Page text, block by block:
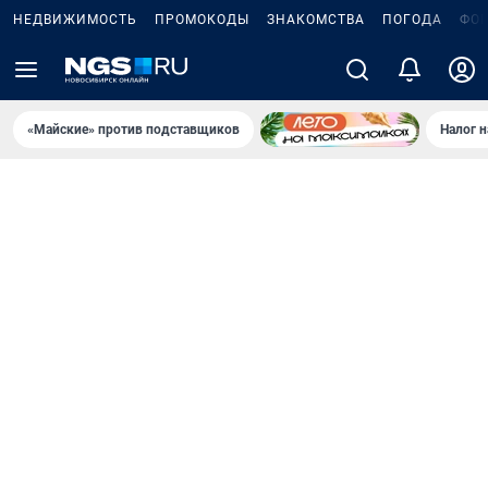
НЕДВИЖИМОСТЬ ПРОМОКОДЫ ЗНАКОМСТВА ПОГОДА
«Майские» против подставщиков Налог